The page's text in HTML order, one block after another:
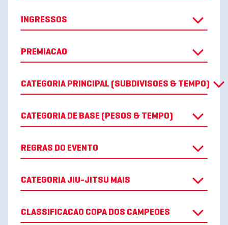
INGRESSOS
PREMIACAO
CATEGORIA PRINCIPAL (SUBDIVISOES & TEMPO)
CATEGORIA DE BASE (PESOS & TEMPO)
REGRAS DO EVENTO
CATEGORIA JIU-JITSU MAIS
CLASSIFICACAO COPA DOS CAMPEOES